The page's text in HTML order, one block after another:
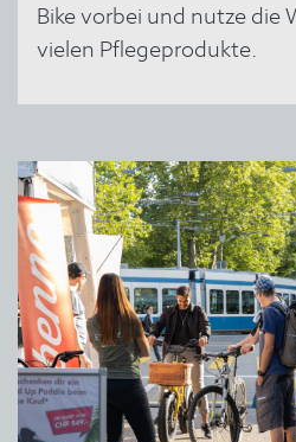
Bike vorbei und nutze die
vielen Pflegeprodukte.